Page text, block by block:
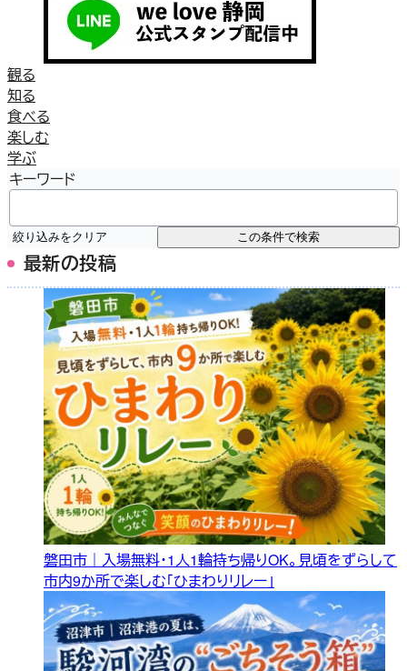
観る
知る
食べる
楽しむ
学ぶ
キーワード
絞り込みをクリア この条件で検索
最新の投稿
磐田市｜入場無料・1人1輪持ち帰りOK。見頃をずらして
市内9か所で楽しむ「ひまわりリレー」